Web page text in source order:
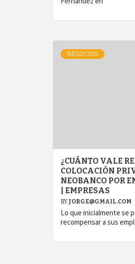
NEGOCIOS
¿CUÁNTO VALE
COLOCACIÓN
NEOBANCO POR
| EMPRESAS
BY JORGE@GMAIL.COM
Lo que inicialmente se
recompensar a sus